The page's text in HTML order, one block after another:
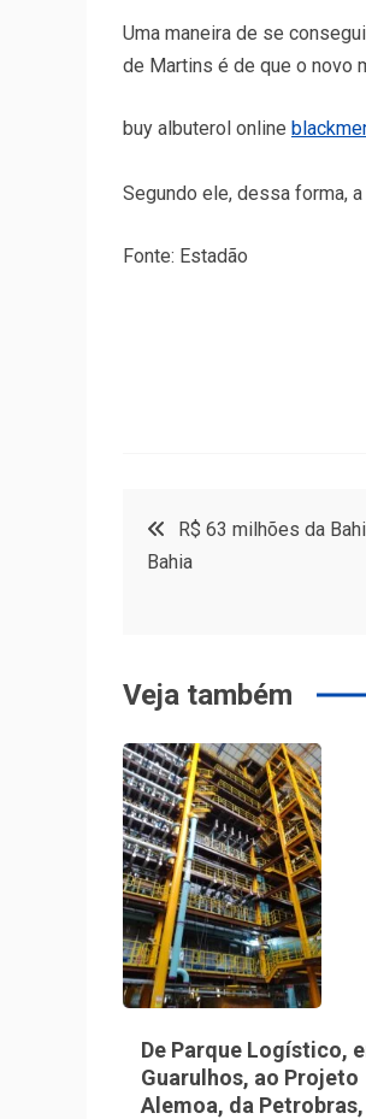
Uma maneira de se
de Martins é de que o novo
buy albuterol online
Segundo ele, dessa forma,
Fonte: Estadão
Navegação
R$ 63 milhões da
Bahia
Veja também
De Parque Logístico,
Guarulhos, ao Projeto
Alemoa, da